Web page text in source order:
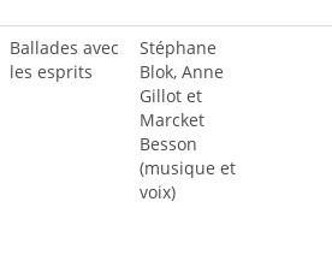
Ballades avec
les esprits
Stéphane
Blok, Anne
Gillot et
Marcket
Besson
(musique et
voix)